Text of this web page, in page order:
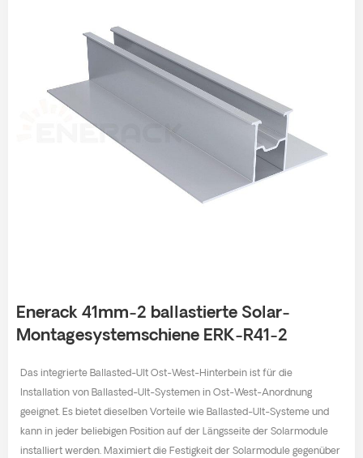
Enerack 41mm-2 ballastierte Solar-
Montagesystemschiene ERK-R41-2
Das integrierte Ballasted-Ult Ost-West-Hinterbein ist für die
Installation von Ballasted-Ult-Systemen in Ost-West-Anordnung
geeignet. Es bietet dieselben Vorteile wie Ballasted-Ult-Systeme und
kann in jeder beliebigen Position auf der Längsseite der Solarmodule
installiert werden. Maximiert die Festigkeit der Solarmodule gegenüber